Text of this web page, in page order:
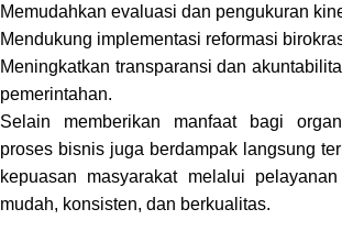
Memudahkan evaluasi dan pengukuran
Mendukung implementasi reformasi
Meningkatkan transparansi dan
pemerintahan.
Selain memberikan manfaat bagi
proses bisnis juga berdampak langsung
kepuasan masyarakat melalui
mudah, konsisten, dan berkualitas.